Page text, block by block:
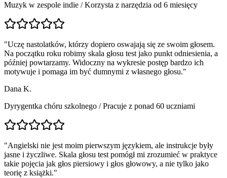
Muzyk w zespole indie /Korzysta z narzędzia od 6 miesięcy
"Uczę nastolatków, którzy dopiero oswajają się ze swoim głosem.
Na początku roku robimy skala głosu test jako punkt odniesienia, a
później powtarzamy. Widoczny na wykresie postęp bardzo ich
motywuje i pomaga im być dumnymi z własnego głosu."
Dana K.
Dyrygentka chóru szkolnego /Pracuje z ponad 60 uczniami
"Angielski nie jest moim pierwszym językiem, ale instrukcje były
jasne i życzliwe. Skala głosu test pomógł mi zrozumieć w praktyce
takie pojęcia jak głos piersiowy i głos głowowy, a nie tylko jako
teorię z książki."